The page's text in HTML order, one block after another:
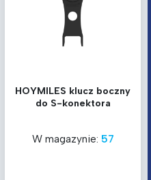
HOYMILES klucz boczny
do S-konektora
W magazynie: 57